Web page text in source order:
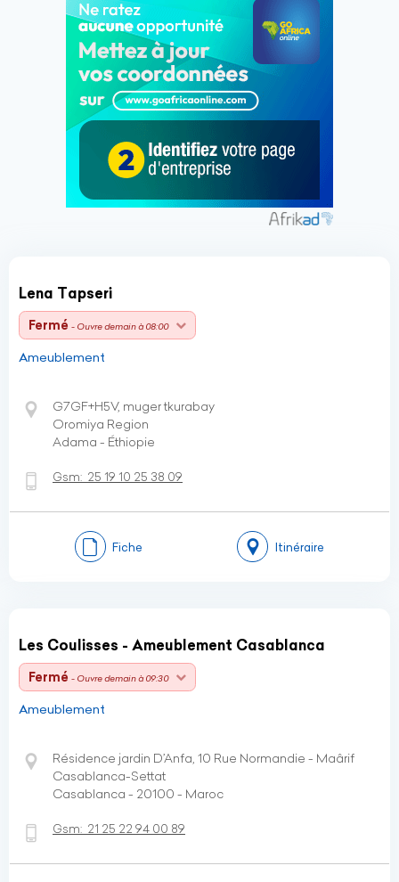
Lena Tapseri
Fermé - Ouvre demain à 08:00
Ameublement
G7GF+H5V, muger tkurabay
Oromiya Region
Adama - Éthiopie
Gsm: 25 19 10 25 38 09
Fiche Itinéraire
Les Coulisses - Ameublement Casablanca
Fermé - Ouvre demain à 09:30
Ameublement
Résidence jardin D’Anfa, 10 Rue Normandie - Maârif
Casablanca-Settat
Casablanca - 20100 - Maroc
Gsm: 21 25 22 94 00 89